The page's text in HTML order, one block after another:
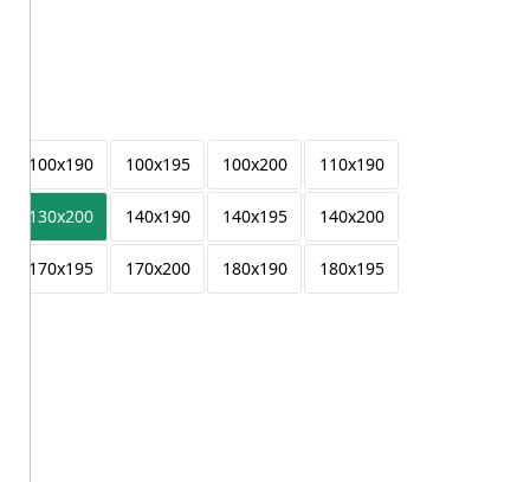
100x190 100x195 100x200 110x190
130x200 140x190 140x195 140x200
170x195 170x200 180x190 180x195